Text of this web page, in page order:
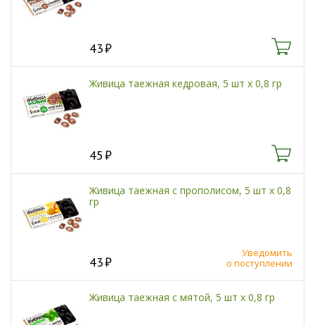
43
Живица таежная кедровая, 5 шт х 0,8 гр
45
Живица таежная с прополисом, 5 шт х 0,8
гр
43
Уведомить
о поступлении
Живица таежная с мятой, 5 шт х 0,8 гр